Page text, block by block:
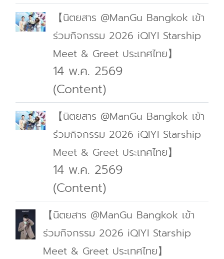
【นิตยสาร @ManGu Bangkok เข้า
ร่วมกิจกรรม 2026 iQIYI Starship
Meet & Greet ประเทศไทย】
14 พ.ค. 2569
(Content)
【นิตยสาร @ManGu Bangkok เข้า
ร่วมกิจกรรม 2026 iQIYI Starship
Meet & Greet ประเทศไทย】
14 พ.ค. 2569
(Content)
【นิตยสาร @ManGu Bangkok เข้า
ร่วมกิจกรรม 2026 iQIYI Starship
Meet & Greet ประเทศไทย】